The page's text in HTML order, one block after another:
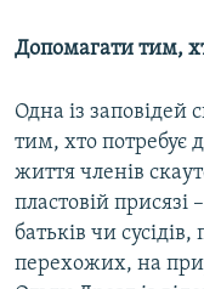
Допомагати тим,
Одна із заповідей
тим, хто потребує
життя членів
пластовій
батьків чи
перехожих, на